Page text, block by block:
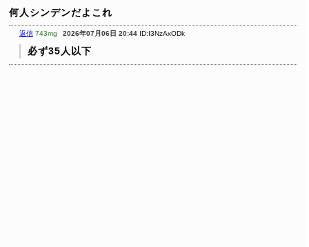
何人シンデンだよこれ
返信 743mg 2026年07月06日 20:44 ID:I3NzAxODk
必ず35人以下